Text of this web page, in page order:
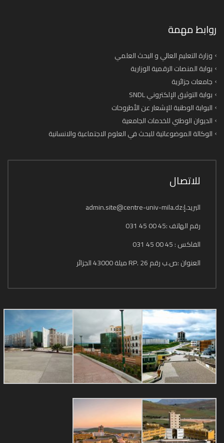
روابط مهمة
وزارة التعليم العالي و البحث العلمي
بوابة المنصات الرقمية الوزارية
جامعات جزائرية
بوابة التوثيق الإلكتروني SNDL
البوابة الوطنية للإشعار عن الأطروحات
الديوان الوطني للخدمات الجامعية
الوكالة الموضوعاتية للبحث في العلوم الاجتماعية والانسانية
للاتصال
البريد.إ:admin.site@centre-univ-mila.dz
رقم الهاتف :45 00 45 031
الفاكس : 45 00 45 031
العنوان :ص.ب رقم 26 .RP ميلة 43000 الجزائر